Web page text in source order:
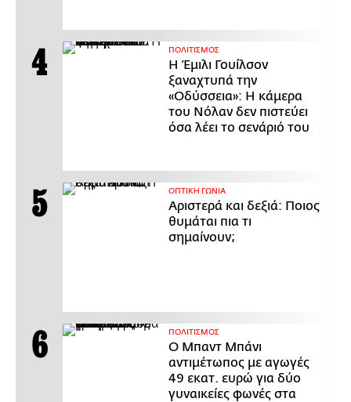
ΠΟΛΙΤΙΣΜΟΣ
Η Έμιλι Γουίλσον
ξαναχτυπά την
«Οδύσσεια»: Η κάμερα
του Νόλαν δεν πιστεύει
όσα λέει το σενάριό του
ΟΠΤΙΚΗ ΓΩΝΙΑ
Αριστερά και δεξιά: Ποιος
θυμάται πια τι
σημαίνουν;
ΠΟΛΙΤΙΣΜΟΣ
Ο Μπαντ Μπάνι
αντιμέτωπος με αγωγές
49 εκατ. ευρώ για δύο
γυναικείες φωνές στα